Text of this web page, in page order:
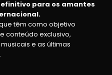
para os amantes
têm como objetivo
conteúdo exclusivo,
e as últimas